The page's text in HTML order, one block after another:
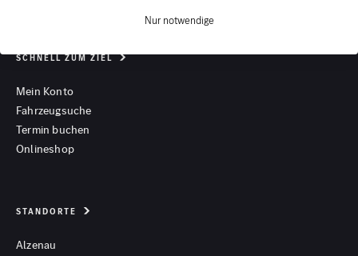
SCHNELL ZUM ZIEL
Mein Konto
Fahrzeugsuche
Termin buchen
Onlineshop
STANDORTE
Alzenau
Nur notwendige